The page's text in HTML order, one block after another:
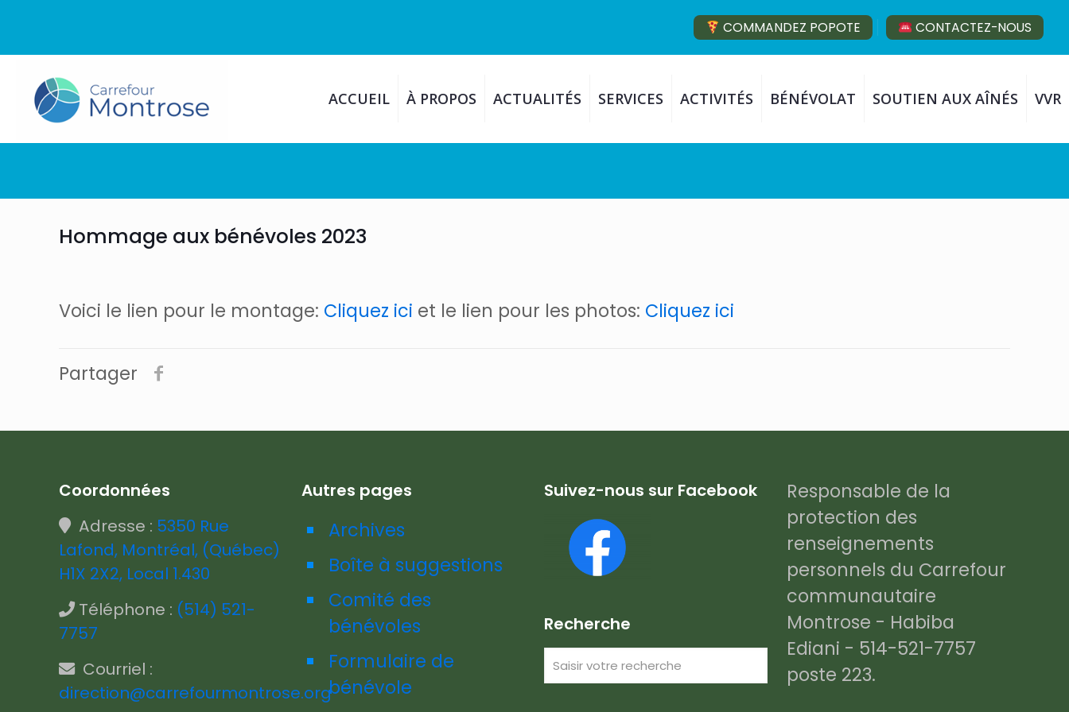
COMMANDEZ POPOTE CONTACTEZ-NOUS
ACCUEIL À PROPOS ACTUALITÉS SERVICES ACTIVITÉS BÉNÉVOLAT SOUTIEN AUX AÎNÉS VVR
Hommage aux bénévoles 2023
Voici le lien pour le montage: Cliquez ici et le lien pour les photos: Cliquez ici
Partager
Coordonnées
Adresse : 5350 Rue
Lafond, Montréal, (Québec)
H1X 2X2, Local 1.430
Téléphone : (514) 521-
7757
Courriel :
direction@carrefourmontrose.org
Autres pages
Archives
Boîte à suggestions
Comité des
bénévoles
Formulaire de
bénévole
Suivez-nous sur Facebook
Recherche
Responsable de la
protection des
renseignements
personnels du Carrefour
communautaire
Montrose - Habiba
Ediani - 514-521-7757
poste 223.